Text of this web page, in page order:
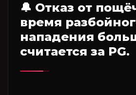
🔔 Отказ от
время
нападения
считается за PG.